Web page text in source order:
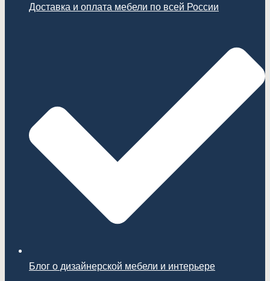
Доставка и оплата мебели по всей России
Блог о дизайнерской мебели и интерьере